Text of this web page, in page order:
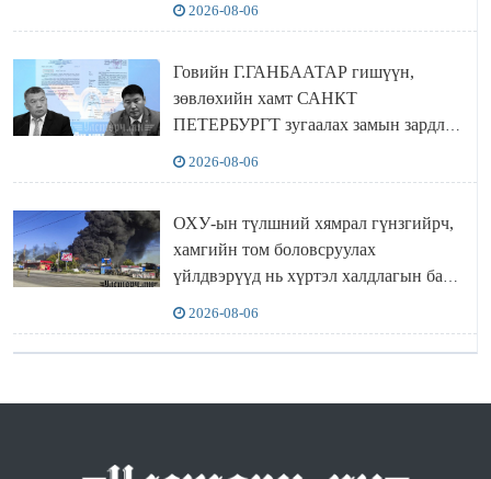
2026-08-06
Говийн Г.ГАНБААТАР гишүүн,
зөвлөхийн хамт САНКТ
ПЕТЕРБУРГТ зугаалах замын зардлаа
2026-08-06
ОХУ-ын түлшний хямрал гүнзгийрч,
хамгийн том боловсруулах
үйлдвэрүүд нь хүртэл халдлагын бай
2026-08-06